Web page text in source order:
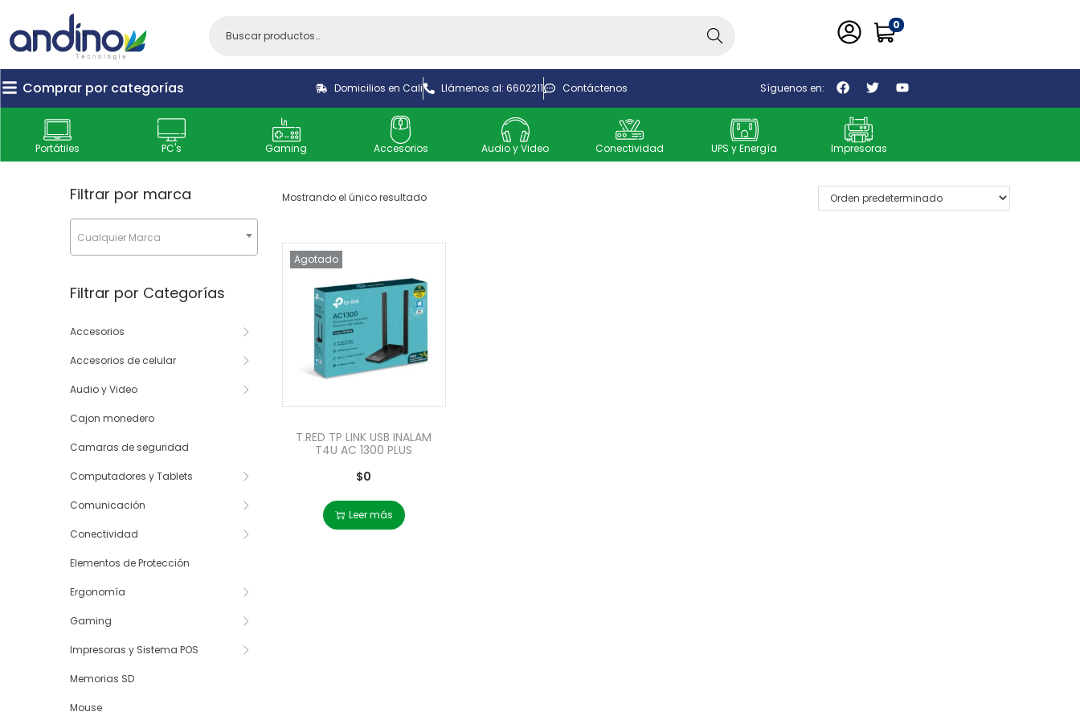
Buscar
0
Comprar por categorías Domicilios en Cali Llámenos al: 6602211 Contáctenos Síguenos en:
Portátiles PC's Gaming Accesorios Audio y Video Conectividad UPS y Energía Impresoras
Mostrando el único resultado
Agotado
T.RED TP LINK USB INALAM
T4U AC 1300 PLUS
$0
Leer más
Filtrar por marca
Cualquier Marca
Filtrar por Categorías
Accesorios
Accesorios de celular
Audio y Video
Cajon monedero
Camaras de seguridad
Computadores y Tablets
Comunicación
Conectividad
Elementos de Protección
Ergonomía
Gaming
Impresoras y Sistema POS
Memorias SD
Mouse